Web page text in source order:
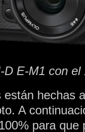
D E-M1 con el
hechas
A
para que